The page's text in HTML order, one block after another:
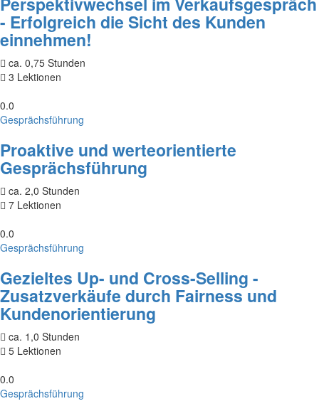
- Erfolgreich die Sicht des Kunden
einnehmen!
ca. 0,75 Stunden
3 Lektionen
0.0
Gesprächsführung
Proaktive und werteorientierte
Gesprächsführung
ca. 2,0 Stunden
7 Lektionen
0.0
Gesprächsführung
Gezieltes Up- und Cross-Selling -
Zusatzverkäufe durch Fairness und
Kundenorientierung
ca. 1,0 Stunden
5 Lektionen
0.0
Gesprächsführung